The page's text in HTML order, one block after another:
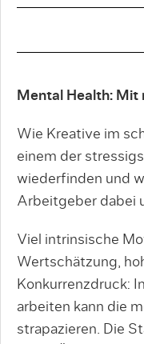
Mental Health: Mit
Wie Kreative im
einem der
wiederfinden und
Arbeitgeber dabei
Viel intrinsische
Wertschätzung,
Konkurrenzdruck:
arbeiten kann die
strapazieren. Die